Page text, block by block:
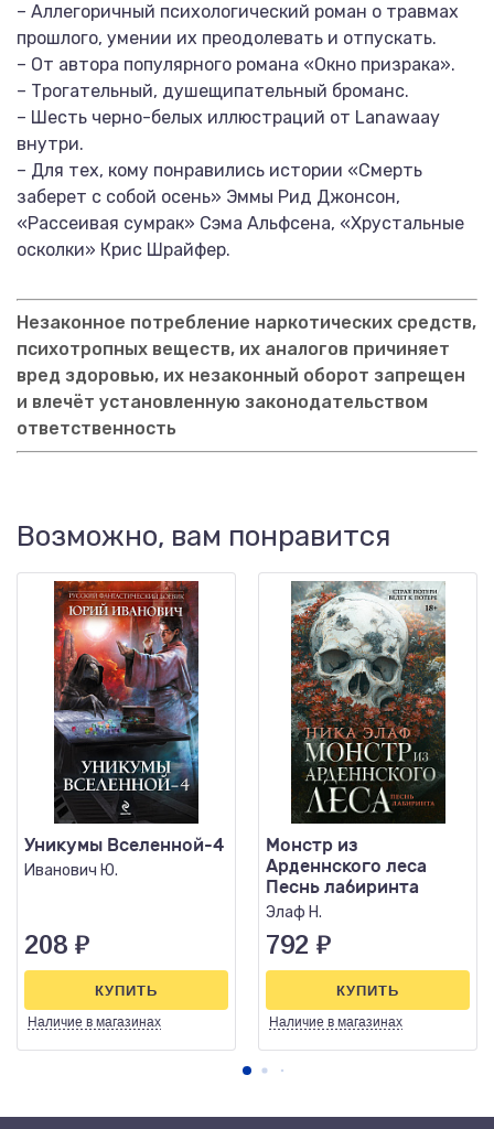
– Аллегоричный психологический роман о травмах
прошлого, умении их преодолевать и отпускать.
– От автора популярного романа «Окно призрака».
– Трогательный, душещипательный броманс.
– Шесть черно-белых иллюстраций от Lanawaay
внутри.
– Для тех, кому понравились истории «Смерть
заберет с собой осень» Эммы Рид Джонсон,
«Рассеивая сумрак» Сэма Альфсена, «Хрустальные
осколки» Крис Шрайфер.
Незаконное потребление наркотических средств,
психотропных веществ, их аналогов причиняет
вред здоровью, их незаконный оборот запрещен
и влечёт установленную законодательством
ответственность
Возможно, вам понравится
Уникумы Вселенной-4
Иванович Ю.
208 ₽
Наличие в магазинах
КУПИТЬ
Монстр из
Арденнского леса
Песнь лабиринта
Элаф Н.
792 ₽
Наличие в магазинах
КУПИТЬ